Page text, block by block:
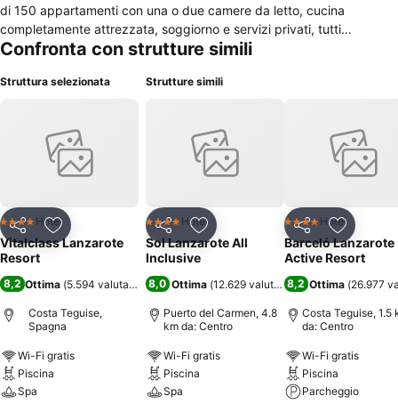
di 150 appartamenti con una o due camere da letto, cucina
completamente attrezzata, soggiorno e servizi privati, tutti
climatizzati con regolazione autonoma della temperatura, dotati di
comfort. Il ristorante "La Carabela” prepara, per gli ospiti, la prima
posto nella zona della piscina e del Disco Bar ed il bar Sport aperto
solo in alcuni periodi dell'anno. La sala per riunioni e meeting, ha
accesso diretto dall'esterno e può ospitare sino a 120 partecipanti,
feste. Il servizio relax comprende un settore idrotermale, una piscina
interna riscaldata, area fitness, salone di bellezza per trattamenti
estetici e massaggi, per i piccoli ospiti è attivo il mini club ed un
Confronta con strutture simili
Struttura selezionata
CondividiAggiungi ai preferiti
4 StelleHotel
Vitalclass Lanzarote
Resort
8,2 Ottima (5.594 valutazioni)
Costa Teguise,
Spagna
Wi-Fi gratis
Piscina
Spa
Strutture simili
CondividiAggiungi ai preferiti
4 StelleHotel
Sol Lanzarote All
Inclusive
8,0 Ottima (12.629 valutazioni)
Puerto del Carmen, 4.8
km da: Centro
Wi-Fi gratis
Piscina
Spa
Condividi
4 StelleHotel
Barceló Lanzarote
Active Resort
8,2 Ottima (26.977
Costa Teguise, 1.5
da: Centro
Wi-Fi gratis
Piscina
Parcheggio